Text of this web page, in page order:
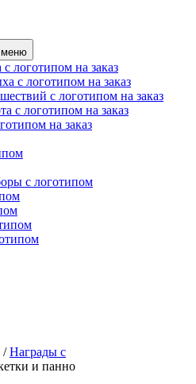
меню
логотипом на заказ
с логотипом на заказ
с логотипом на заказ
с логотипом на заказ
на заказ
с логотипом
/Награды с
и панно